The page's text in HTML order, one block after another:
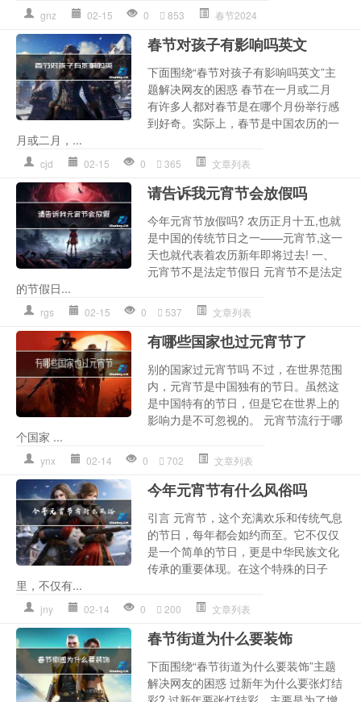
gnz 02-15 0 853 春节2024
春节对孩子有影响吗英文
下面围绕“春节对孩子有影响吗英文”主
题解决网友的困惑 春节在一月或二月
有许多人都对春节是在哪个月份举行感
到好奇。实际上，春节是中国农历的一
月或二月，...
cjd 02-15 0 365 文章列表
请告诉我元宵节会放假吗
今年元宵节放假吗? 农历正月十五,也就
是中国的传统节日之一——元宵节,这一
天也就代表着农历新年即将过去! 一、
元宵节不是法定节假日 元宵节不是法定
的节假日...
rgs 02-15 0 537 文章列表
有哪些国家也过元宵节了
别的国家过元宵节吗 不过，在世界范围
内，元宵节是中国独有的节日。虽然这
是中国特有的节日，但是它在世界上的
影响力是不可忽视的。 元宵节流行于哪
个国家 ...
ynx 02-14 0 702 文章列表
今年元宵节有什么风俗吗
引言 元宵节，这个充满欢乐和传统气息
的节日，每年都会如约而至。它不仅仅
是一个简单的节日，更是中华民族文化
传承的重要体现。在这个特殊的日子
里，不仅有...
jny 02-14 0 200 文章列表
春节街道为什么要装饰
下面围绕“春节街道为什么要装饰”主题
解决网友的困惑 过新年为什么要张灯结